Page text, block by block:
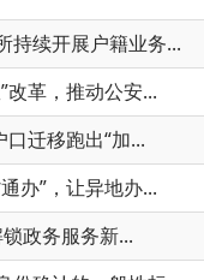
...
办...
...
性标...
尾页 共 63 条